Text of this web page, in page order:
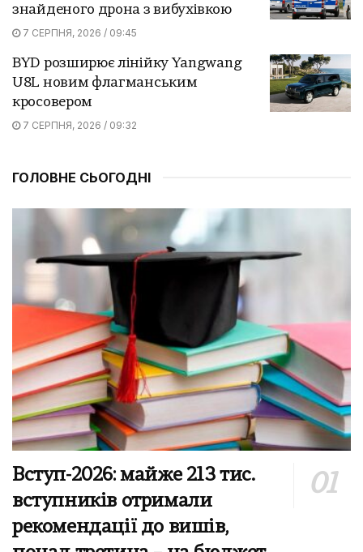
знайденого дрона з вибухівкою
7 СЕРПНЯ, 2026 / 09:45
BYD розширює лінійку Yangwang
U8L новим флагманським
кросовером
7 СЕРПНЯ, 2026 / 09:32
ГОЛОВНЕ СЬОГОДНІ
Вступ-2026: майже 213 тис.
вступників отримали
рекомендації до вишів,